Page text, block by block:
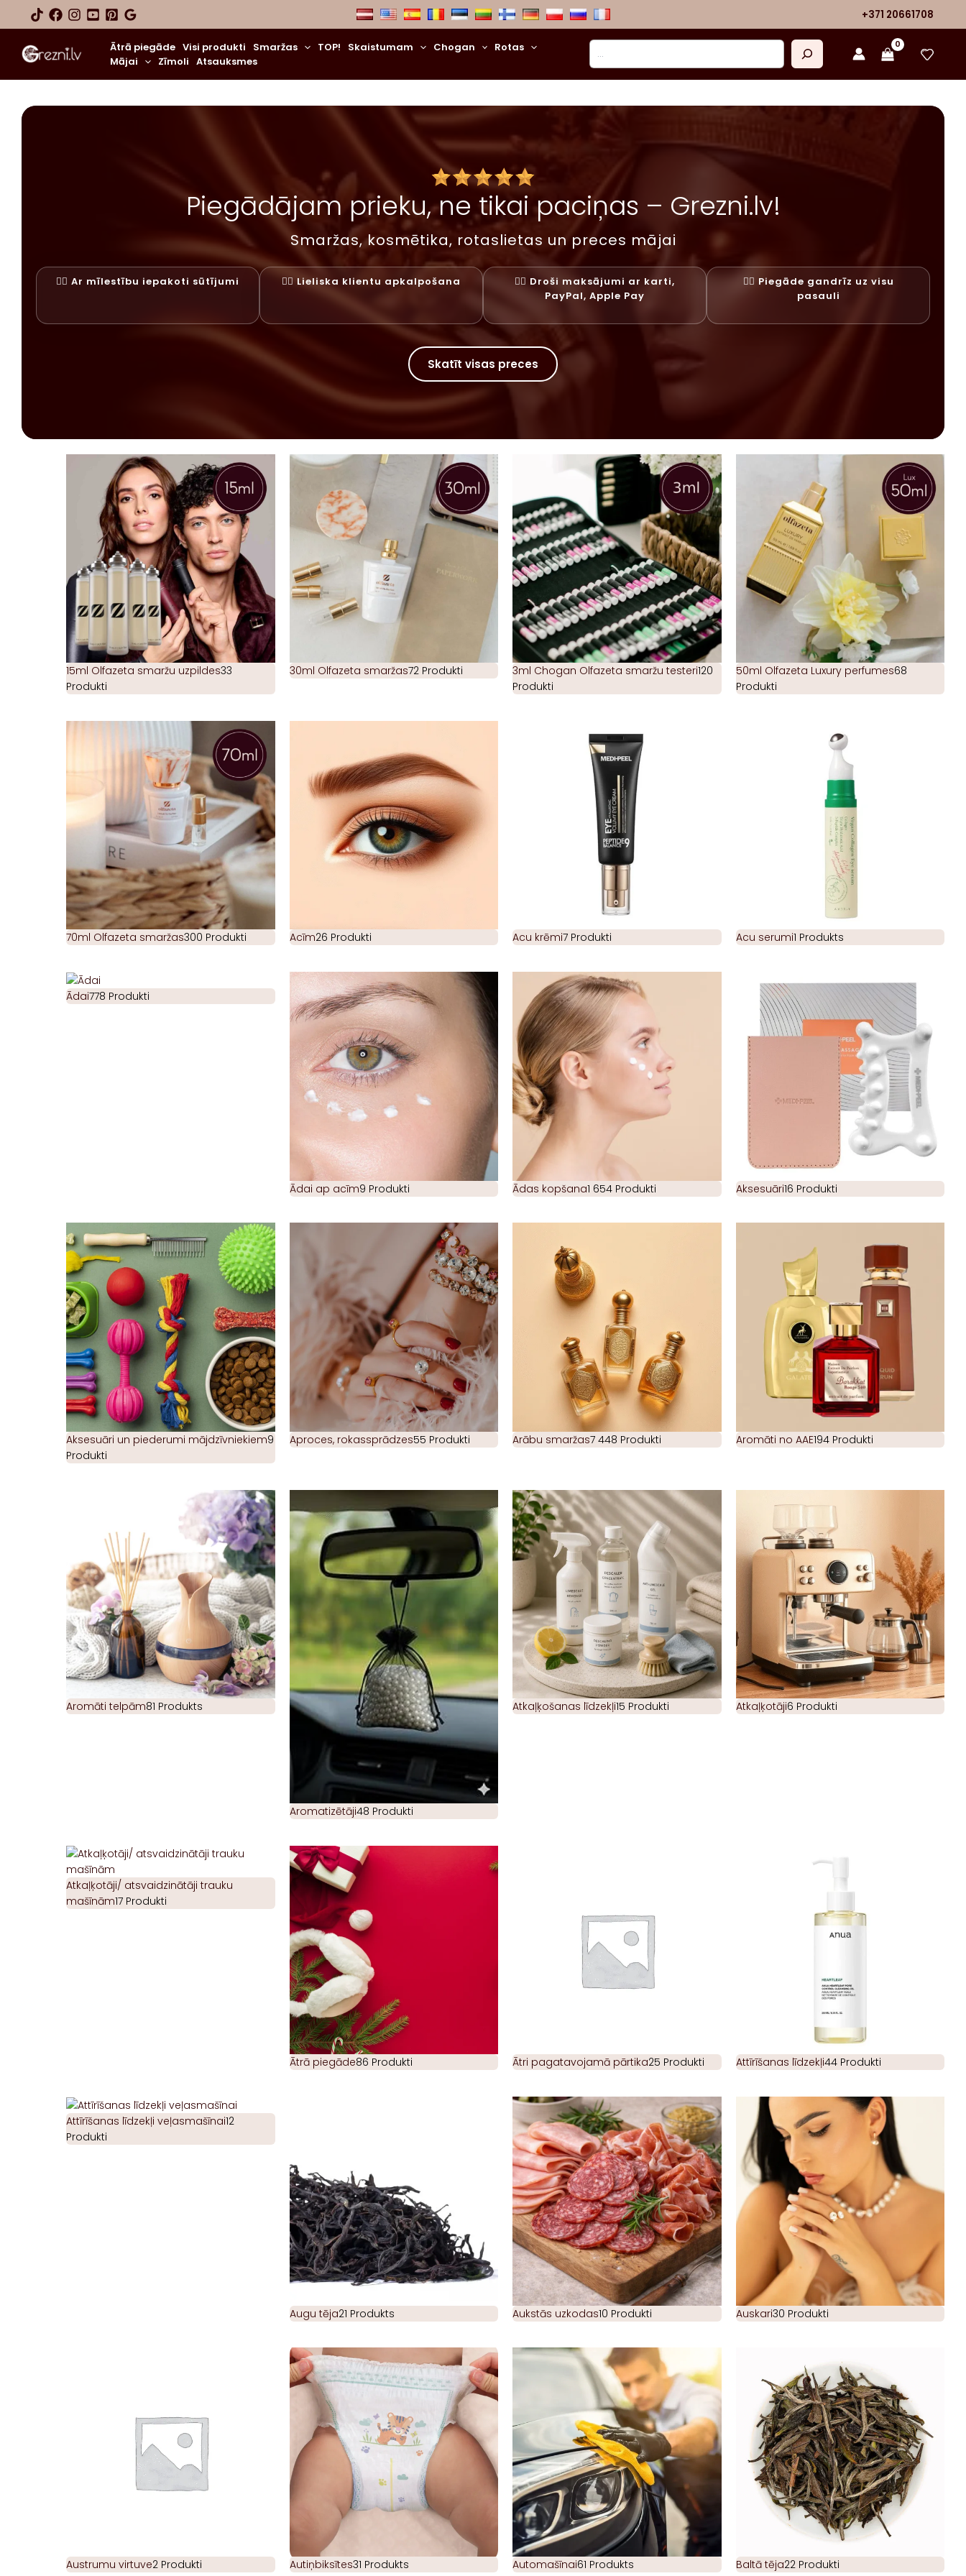
+371 20661708
Ātrā piegāde Visi produkti Smaržas TOP! Skaistumam Chogan
Rotas
Mājai
Zīmoli Atsauksmes
Meklēt
Piegādājam prieku, ne tikai paciņas – Grezni.lv!
Smaržas, kosmētika, rotaslietas un preces mājai
✓⃝ Ar mīlestību iepakoti sūtījumi ✓⃝ Lieliska klientu apkalpošana
✓⃝ Droši maksājumi ar karti,
PayPal, Apple Pay
✓⃝ Piegāde gandrīz uz visu
pasauli
Skatīt visas preces
15ml Olfazeta smaržu uzpildes33
Produkti
30ml Olfazeta smaržas72 Produkti 3ml Chogan Olfazeta smaržu testeri120
Produkti
50ml Olfazeta Luxury perfumes68
Produkti
70ml Olfazeta smaržas300 Produkti Acīm26 Produkti Acu krēmi7 Produkti Acu serumi1 Produkts
Ādai778 Produkti
Ādai ap acīm9 Produkti Ādas kopšana1 654 Produkti Aksesuāri16 Produkti
Aksesuāri un piederumi mājdzīvniekiem9
Produkti
Aproces, rokassprādzes55 Produkti Arābu smaržas7 448 Produkti Aromāti no AAE194 Produkti
Aromāti telpām81 Produkts
Aromatizētāji48 Produkti
Atkaļķošanas līdzekļi15 Produkti Atkaļķotāji6 Produkti
Atkaļķotāji/ atsvaidzinātāji trauku
mašīnām17 Produkti
Ātrā piegāde86 Produkti Ātri pagatavojamā pārtika25 Produkti Attīrīšanas līdzekļi44 Produkti
Attīrīšanas līdzekļi veļasmašīnai12
Produkti
Augu tēja21 Produkts Aukstās uzkodas10 Produkti Auskari30 Produkti
Austrumu virtuve2 Produkti Autiņbiksītes31 Produkts Automašīnai61 Produkts Baltā tēja22 Produkti